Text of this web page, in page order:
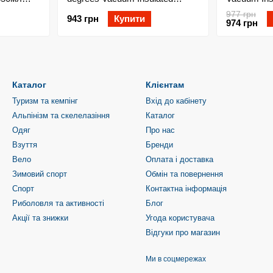
Stainless Steel Bottle w/Sip Cap
550мл Pumpkin
943 грн Купити
Narrow
977 грн
974 грн
Каталог
Туризм та кемпінг
Альпінізм та скелелазіння
Одяг
Взуття
Вело
Зимовий спорт
Спорт
Риболовля та активності
Акції та знижки
Клієнтам
Вхід до кабінету
Каталог
Про нас
Бренди
Оплата і доставка
Обмін та повернення
Контактна інформація
Блог
Угода користувача
Відгуки про магазин
Ми в соцмережах